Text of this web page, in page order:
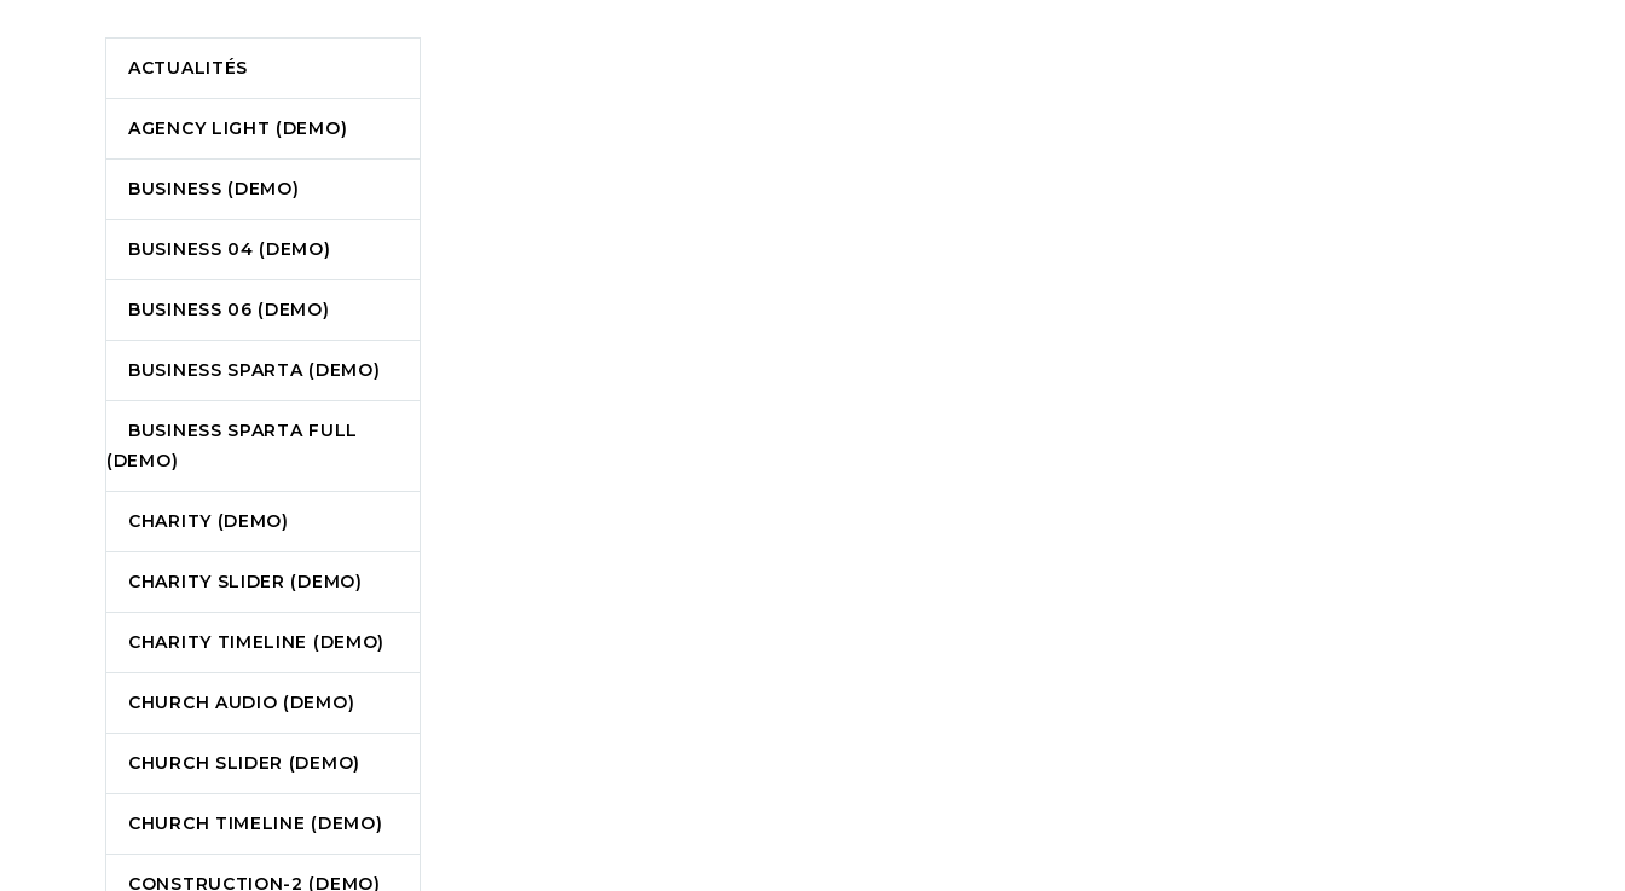
ACTUALITÉS
AGENCY LIGHT (DEMO)
BUSINESS (DEMO)
BUSINESS 04 (DEMO)
BUSINESS 06 (DEMO)
BUSINESS SPARTA (DEMO)
BUSINESS SPARTA FULL
(DEMO)
CHARITY (DEMO)
CHARITY SLIDER (DEMO)
CHARITY TIMELINE (DEMO)
CHURCH AUDIO (DEMO)
CHURCH SLIDER (DEMO)
CHURCH TIMELINE (DEMO)
CONSTRUCTION-2 (DEMO)